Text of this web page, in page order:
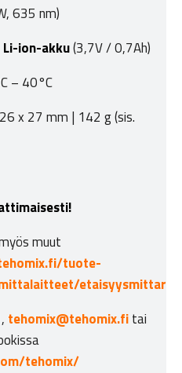
635 nm)
Li-ion-akku(3,7V / 0,7Ah)
– 40°C
x 27 mm | 142 g (sis.
muut
tuote-
etaisyysmittarit/
, tehomix@tehomix.fitai
tehomix/